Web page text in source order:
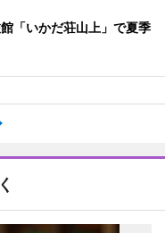
「いかだ荘山上」で夏季